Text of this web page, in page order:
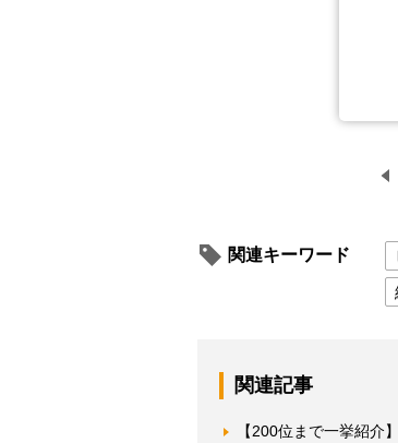
関連キーワード
関連記事
【200位まで一挙紹介